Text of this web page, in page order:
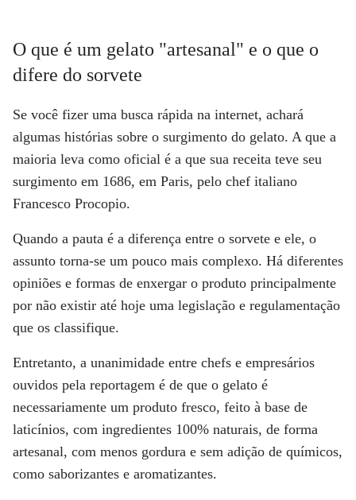
O que é um gelato "artesanal" e o que o
difere do sorvete
Se você fizer uma busca rápida na internet, achará
algumas histórias sobre o surgimento do gelato. A que a
maioria leva como oficial é a que sua receita teve seu
surgimento em 1686, em Paris, pelo chef italiano
Francesco Procopio.
Quando a pauta é a diferença entre o sorvete e ele, o
assunto torna-se um pouco mais complexo. Há diferentes
opiniões e formas de enxergar o produto principalmente
por não existir até hoje uma legislação e regulamentação
que os classifique.
Entretanto, a unanimidade entre chefs e empresários
ouvidos pela reportagem é de que o gelato é
necessariamente um produto fresco, feito à base de
laticínios, com ingredientes 100% naturais, de forma
artesanal, com menos gordura e sem adição de químicos,
como saborizantes e aromatizantes.